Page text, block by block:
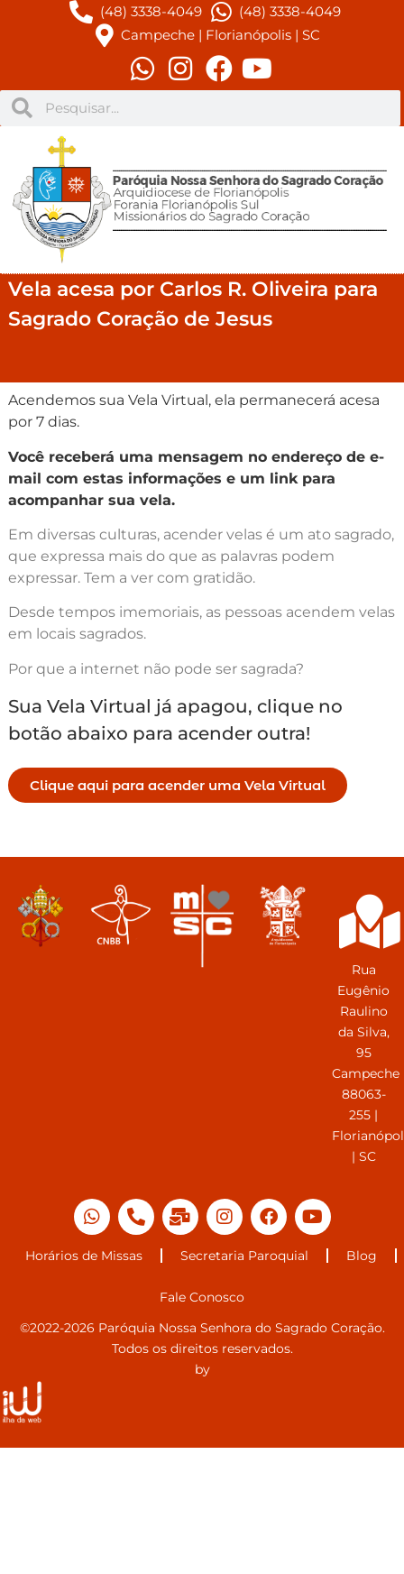
(48) 3338-4049
(48) 3338-4049
Campeche | Florianópolis | SC
Vela acesa por Carlos R. Oliveira para
Sagrado Coração de Jesus
Acendemos sua Vela Virtual, ela permanecerá acesa
por 7 dias.
Você receberá uma mensagem no endereço de e-
mail com estas informações e um link para
acompanhar sua vela.
Em diversas culturas, acender velas é um ato sagrado,
que expressa mais do que as palavras podem
expressar. Tem a ver com gratidão.
Desde tempos imemoriais, as pessoas acendem velas
em locais sagrados.
Por que a internet não pode ser sagrada?
Sua Vela Virtual já apagou, clique no
botão abaixo para acender outra!
Clique aqui para acender uma Vela Virtual
Rua
Eugênio
Raulino
da Silva,
95
Campeche
88063-
255 |
| SC
Horários de Missas Secretaria Paroquial Blog
Fale Conosco
©2022-2026 Paróquia Nossa Senhora do Sagrado Coração.
Todos os direitos reservados.
by